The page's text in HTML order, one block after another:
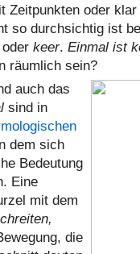
Zeitpunkten oder
so durchsichtig ist
oder keer. Einmal ist
räumlich sein?
auch das
sind in
dem sich
Bedeutung
Eine
mit dem
die